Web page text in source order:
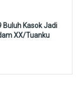
Buluh Kasok Jadi
XX/Tuanku